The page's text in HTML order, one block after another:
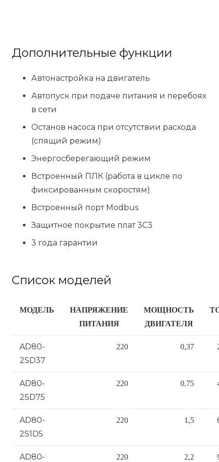
Дополнительные функции
Автонастройка на двигатель
Автопуск при подаче питания и перебоях
в сети
Останов насоса при отсутствии расхода
(спящий режим)
Энергосберегающий режим
Встроенный ПЛК (работа в цикле по
фиксированным скоростям)
Встроенный порт Modbus
Защитное покрытие плат 3C3
3 года гарантии
Список моделей
МОДЕЛЬ
НАПРЯЖЕНИЕ
ПИТАНИЯ
МОЩНОСТЬ
ДВИГАТЕЛЯ
AD80-
2SD37
220 0,37
AD80-
2SD75
220 0,75
AD80-
2S1D5
220 1,5
AD80-
220 2,2